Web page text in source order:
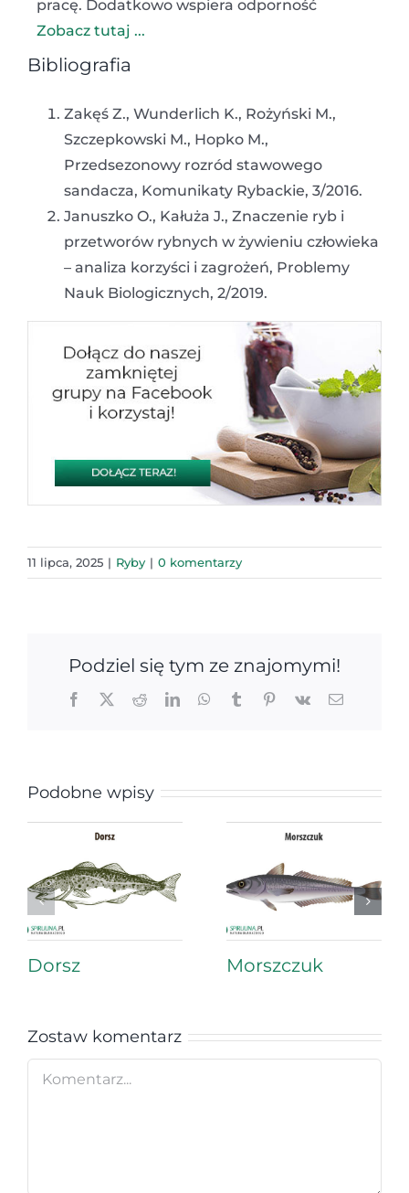
pracę. Dodatkowo wspiera odporność
Zobacz tutaj ...
Bibliografia
Zakęś Z., Wunderlich K., Rożyński M.,
Szczepkowski M., Hopko M.,
Przedsezonowy rozród stawowego
sandacza, Komunikaty Rybackie, 3/2016.
Januszko O., Kałuża J., Znaczenie ryb i
przetworów rybnych w żywieniu człowieka
– analiza korzyści i zagrożeń, Problemy
Nauk Biologicznych, 2/2019.
11 lipca, 2025 | Ryby | 0 komentarzy
Podziel się tym ze znajomymi!
Facebook
X RedditLinkedInWhatsApp
TumblrPinterest
Vk Email
Podobne wpisy
Dorsz Morszczuk
Zostaw komentarz
Comment